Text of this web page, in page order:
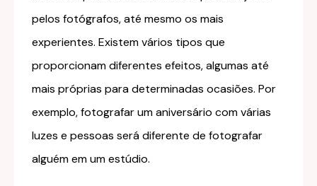
pelos fotógrafos, até mesmo os mais
experientes. Existem vários tipos que
proporcionam diferentes efeitos, algumas até
mais próprias para determinadas ocasiões. Por
exemplo, fotografar um aniversário com várias
luzes e pessoas será diferente de fotografar
alguém em um estúdio.